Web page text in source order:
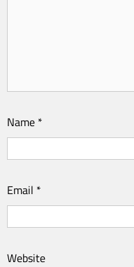
Name *
Email *
Website